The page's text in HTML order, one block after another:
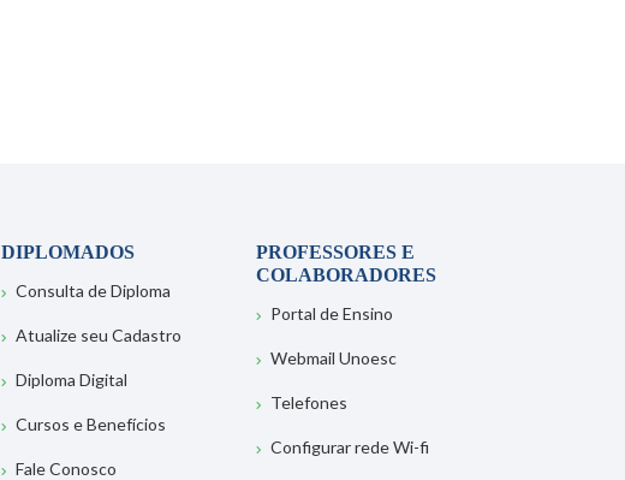
DIPLOMADOS
Consulta de Diploma
Atualize seu Cadastro
Diploma Digital
Cursos e Benefícios
Fale Conosco
PROFESSORES E
COLABORADORES
Portal de Ensino
Webmail Unoesc
Telefones
Configurar rede Wi-fi